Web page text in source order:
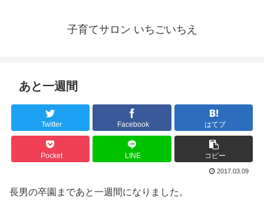
子育てサロン いちごいちえ
あと一週間
Twitter Facebook はてブ
Pocket LINE コピー
2017.03.09
長男の卒園まであと一週間になりました。